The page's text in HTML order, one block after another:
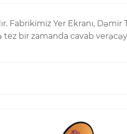
Yer Ekranı, Dəmir
tez bir zamanda cavab